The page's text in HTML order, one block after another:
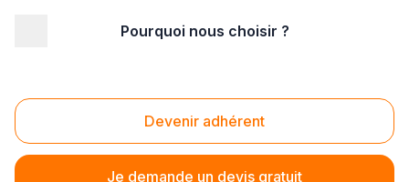
Pourquoi nous choisir ?
Devenir adhérent
Je demande un devis gratuit
Installation de piscine en kit